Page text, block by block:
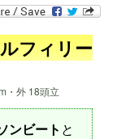
フィリー
・外 18頭立
ンビート と